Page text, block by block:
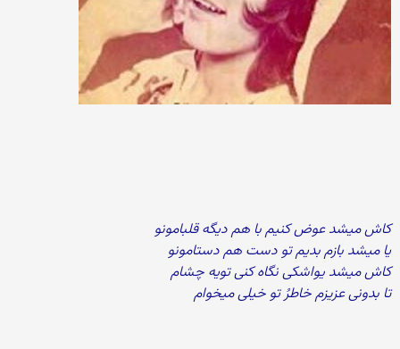
کاش میشد عوض کنیم با هم دیگه قلبامونو
یا میشد بازم بدیم تو دست هم دستامونو
کاش میشد یواشکی نگاه کنی تویه چشام
تا بدونی عزیزم خاطرُ تو خیلی میخوام